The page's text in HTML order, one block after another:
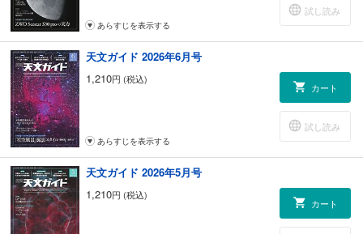
試し読み
あらすじを表示する
天文ガイド 2026年6月号
1,210円 (税込)
カート
試し読み
あらすじを表示する
天文ガイド 2026年5月号
1,210円 (税込)
カート